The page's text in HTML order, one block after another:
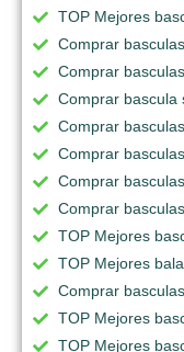
TOP Mejores
Comprar
Comprar
Comprar bascula
Comprar
Comprar
Comprar
Comprar
TOP Mejores
TOP Mejores
Comprar
TOP Mejores
TOP Mejores